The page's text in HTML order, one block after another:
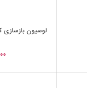
لوسیون بازسازی